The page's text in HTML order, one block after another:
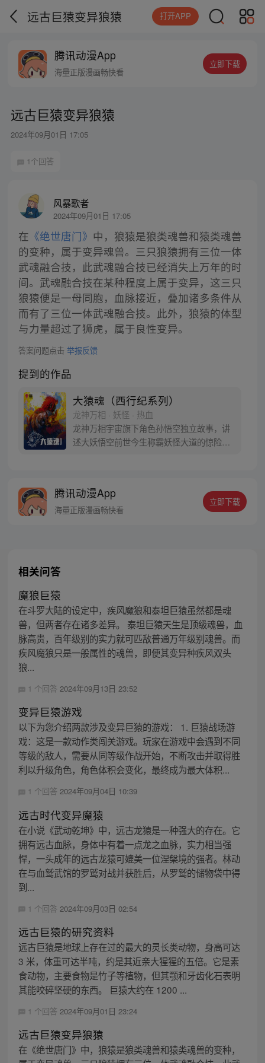
远古巨猿变异狼猿 打开APP
腾讯动漫App
海量正版漫画畅快看
立即下载
远古巨猿变异狼猿
2024年09月01日 17:05
1个回答
风暴歌者
2024年09月01日 17:05
在 《绝世唐门》 中，狼猿是狼类魂兽和猿类魂兽
的变种，属于变异魂兽。三只狼猿拥有三位一体
武魂融合技，此武魂融合技已经消失上万年的时
间。武魂融合技在某种程度上属于变异，这三只
狼猿便是一母同胞，血脉接近，叠加诸多条件从
而有了三位一体武魂融合技。此外，狼猿的体型
与力量超过了狮虎，属于良性变异。
答案问题点击 举报反馈
提到的作品
大猿魂（西行纪系列）
龙神万相 · 妖怪 · 热血
龙神万相宇宙旗下角色孙悟空独立故事，讲
述大妖悟空前世今生称霸妖怪大道的惊险历
人…六十年后，他再次破石而出，背负着守
护族人的希望和信念打败了妖怪大道的霸
腾讯动漫App
海量正版漫画畅快看
立即下载
相关问答
魔狼巨猿
在斗罗大陆的设定中，疾风魔狼和泰坦巨猿虽然都是魂
兽，但两者存在诸多差异。 泰坦巨猿天生是顶级魂兽，血
脉高贵，百年级别的实力就可匹敌普通万年级别魂兽。而
疾风魔狼只是一般属性的魂兽，即便其变异种疾风双头
狼...
1 个回答 2024年09月13日 23:52
变异巨猿游戏
以下为您介绍两款涉及变异巨猿的游戏： 1. 巨猿战场游
戏：这是一款动作类闯关游戏。玩家在游戏中会遇到不同
等级的敌人，需要从同等级作战开始，不断攻击并取得胜
利以升级角色，角色体积会变化，最终成为最大体积...
1 个回答 2024年09月04日 10:39
远古时代变异魔猿
在小说《武动乾坤》中，远古龙猿是一种强大的存在。它
拥有远古血脉，身体中有着一点龙之血脉，实力相当强
悍，一头成年的远古龙猿可媲美一位涅槃境的强者。林动
在与血鹫武馆的罗鹫对战并获胜后，从罗鹫的储物袋中得
到...
1 个回答 2024年09月03日 02:54
远古巨猿的研究资料
远古巨猿是地球上存在过的最大的灵长类动物，身高可达
3 米，体重可达半吨，约是其近亲大猩猩的五倍。它是素
食动物，主要食物是竹子等植物，但其颚和牙齿化石表明
其能咬碎坚硬的东西。 巨猿大约在 1200 ...
1 个回答 2024年09月01日 23:24
远古巨猿变异狼猿
在《绝世唐门》中，狼猿是狼类魂兽和猿类魂兽的变种，